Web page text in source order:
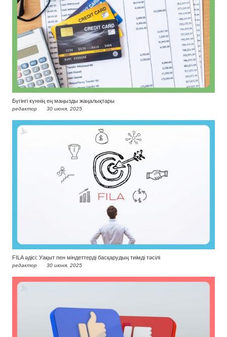
Бүгінгі күннің ең маңызды жаңалықтары
редактор 30 июня, 2025
FILA әдісі: Уақыт пен міндеттерді басқарудың тиімді тәсілі
редактор 30 июня, 2025